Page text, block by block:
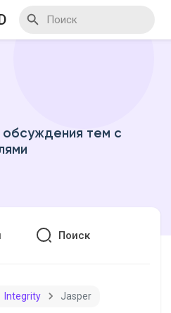
тем с
Поиск
Integrity Jasper